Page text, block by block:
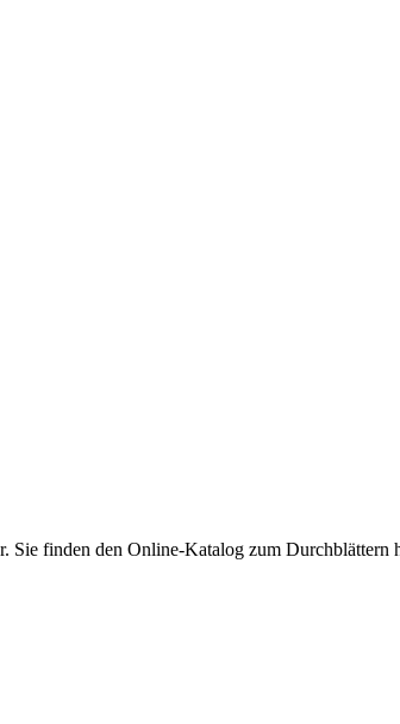
finden den Online-Katalog zum